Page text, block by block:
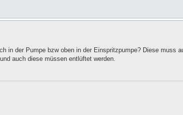
in der Pumpe bzw oben in der Einspritzpumpe? Diese muss
auch diese müssen entlüftet werden.